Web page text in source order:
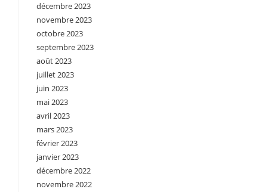
décembre 2023
novembre 2023
octobre 2023
septembre 2023
août 2023
juillet 2023
juin 2023
mai 2023
avril 2023
mars 2023
février 2023
janvier 2023
décembre 2022
novembre 2022